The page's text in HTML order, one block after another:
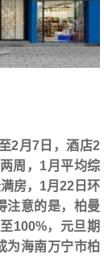
2月7日，酒店2
周，1月平均综
房，1月22日环
注意的是，柏曼
100%，元旦期
为海南万宁市柏